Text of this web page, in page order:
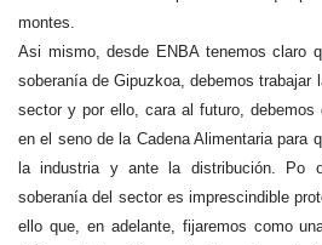
montes.
Asi mismo, desde ENBA tenemos claro
soberanía de Gipuzkoa, debemos trabajar
sector y por ello, cara al futuro, debemos
en el seno de la Cadena Alimentaria para
la industria y ante la distribución. Po
soberanía del sector es imprescindible
ello que, en adelante, fijaremos como